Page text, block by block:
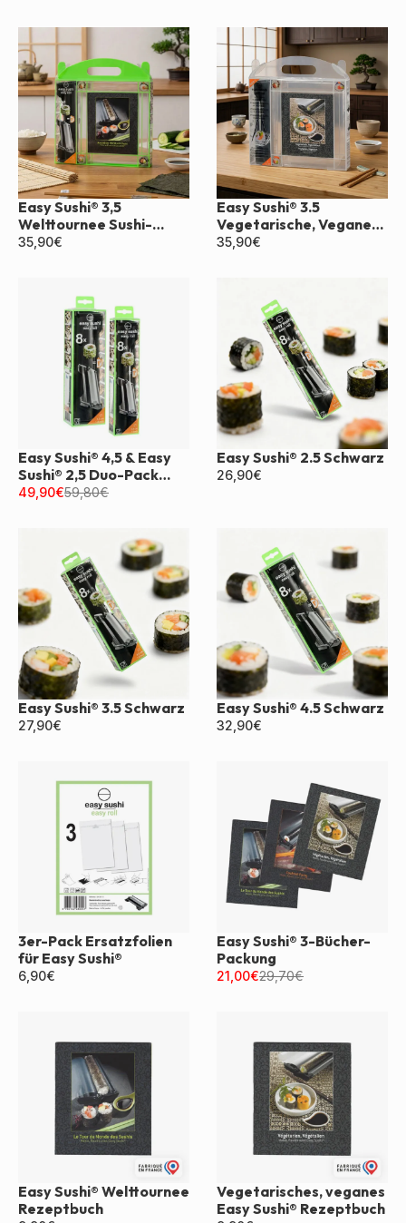
Easy Sushi® 3,5
Welttournee Sushi-
Geschenkset
35,90€
Easy Sushi® 3.5
Vegetarische, Vegane
Box
35,90€
Easy Sushi® 4,5 & Easy
Sushi® 2,5 Duo-Pack
Schwarz
49,90€59,80€
Easy Sushi® 2.5 Schwarz
26,90€
Easy Sushi® 3.5 Schwarz
27,90€
Easy Sushi® 4.5 Schwarz
32,90€
3er-Pack Ersatzfolien
für Easy Sushi®
6,90€
Easy Sushi® 3-Bücher-
Packung
21,00€29,70€
Easy Sushi® Welttournee
Rezeptbuch
Vegetarisches, veganes
Easy Sushi® Rezeptbuch